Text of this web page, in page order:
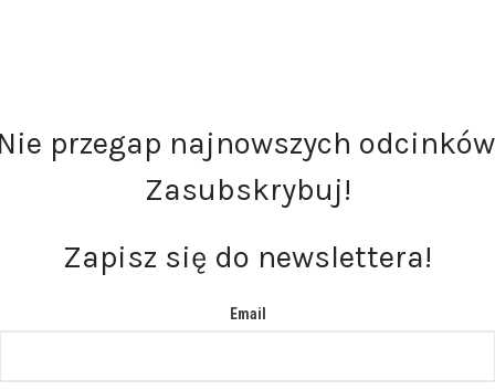
przegap najnowszych
Zasubskrybuj!
Zapisz się do newslettera!
Email